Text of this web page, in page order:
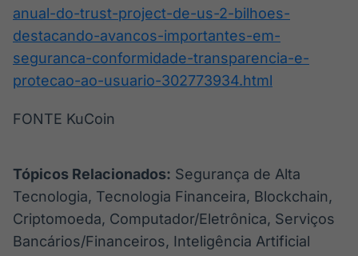
anual-do-trust-project-de-us-2-bilhoes-
destacando-avancos-importantes-em-
seguranca-conformidade-transparencia-e-
protecao-ao-usuario-302773934.html
FONTE KuCoin
Tópicos Relacionados: Segurança de Alta
Tecnologia, Tecnologia Financeira, Blockchain,
Criptomoeda, Computador/Eletrônica, Serviços
Bancários/Financeiros, Inteligência Artificial